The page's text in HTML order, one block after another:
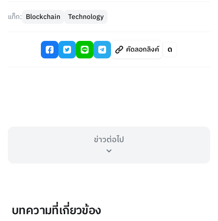
แท็ก: Blockchain Technology
คัดลอกลิงค์
ข่าวต่อไป
บทความที่เกี่ยวข้อง